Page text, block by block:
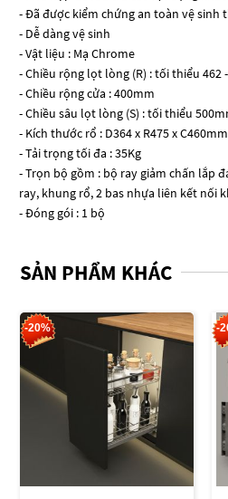
- Đã được kiểm chứng an toàn vệ sinh
- Dễ dàng vệ sinh
- Vật liệu : Mạ Chrome
- Chiều rộng lọt lòng (R) : tối thiểu 462
- Chiều rộng cửa : 400mm
- Chiều sâu lọt lòng (S) : tối thiểu
- Kích thước rổ : D364 x R475 x C460mm
- Tải trọng tối đa : 35Kg
- Trọn bộ gồm : bộ ray giảm chấn lắp
ray, khung rổ, 2 bas nhựa liên kết nối
- Đóng gói : 1 bộ
SẢN PHẨM KHÁC
-20% -